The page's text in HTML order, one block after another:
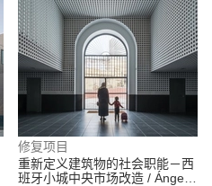
修复项目
重新定义建筑物的社会职能－西
班牙小城中央市场改造 / Ángel